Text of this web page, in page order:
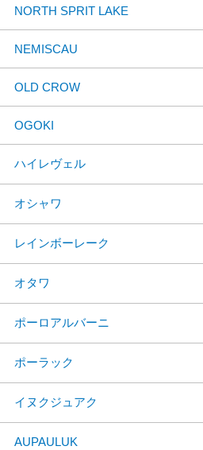
NORTH SPRIT LAKE
NEMISCAU
OLD CROW
OGOKI
ハイレヴェル
オシャワ
レインボーレーク
オタワ
ポーロアルバーニ
ポーラック
イヌクジュアク
AUPAULUK